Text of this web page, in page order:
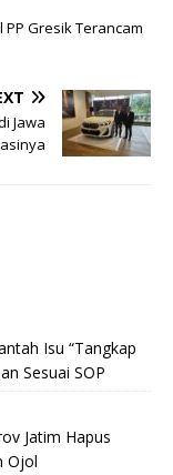
Gresik Terancam
Jawa
Isu “Tangkap
Sesuai SOP
Jatim Hapus
Ojol